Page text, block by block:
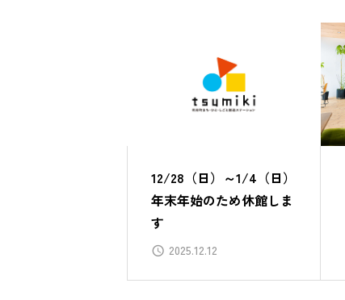
12/28（日）～1/4（日）
年末年始のため休館しま
す
2025.12.12